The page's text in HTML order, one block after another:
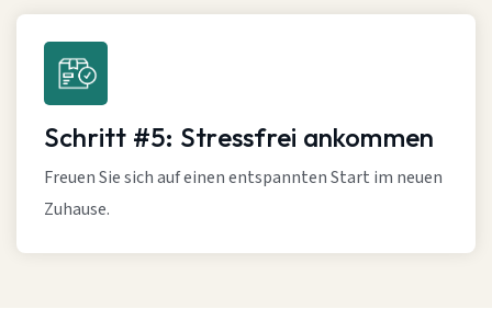
Schritt #5: Stressfrei ankommen
Freuen Sie sich auf einen entspannten Start im neuen
Zuhause.